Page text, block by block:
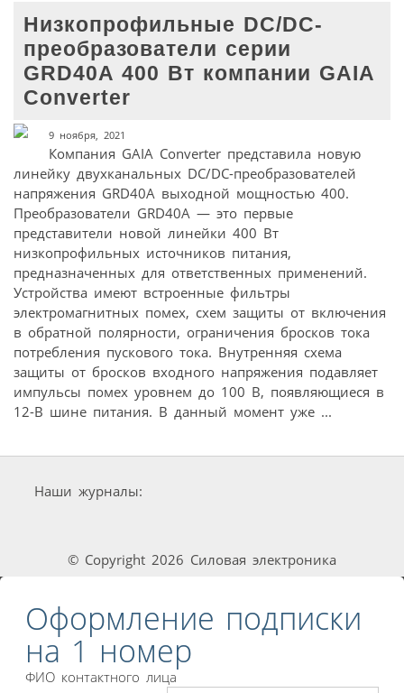
Низкопрофильные DC/DC-
преобразователи серии
GRD40A 400 Вт компании GAIA
Converter
9 ноября, 2021
Компания GAIA Converter представила новую
линейку двухканальных DC/DC-преобразователей
напряжения GRD40A выходной мощностью 400.
Преобразователи GRD40A — это первые
представители новой линейки 400 Вт
низкопрофильных источников питания,
предназначенных для ответственных применений.
Устройства имеют встроенные фильтры
электромагнитных помех, схем защиты от включения
в обратной полярности, ограничения бросков тока
потребления пускового тока. Внутренняя схема
защиты от бросков входного напряжения подавляет
импульсы помех уровнем до 100 В, появляющиеся в
12-В шине питания. В данный момент уже ...
Наши журналы:
© Copyright 2026 Силовая электроника
Оформление подписки
на 1 номер
ФИО контактного лица